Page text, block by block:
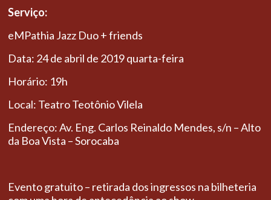
Serviço:
eMPathia Jazz Duo + friends
Data: 24 de abril de 2019 quarta-feira
Horário: 19h
Local: Teatro Teotônio Vilela
Endereço: Av. Eng. Carlos Reinaldo Mendes, s/n – Alto
da Boa Vista – Sorocaba
Evento gratuito – retirada dos ingressos na bilheteria